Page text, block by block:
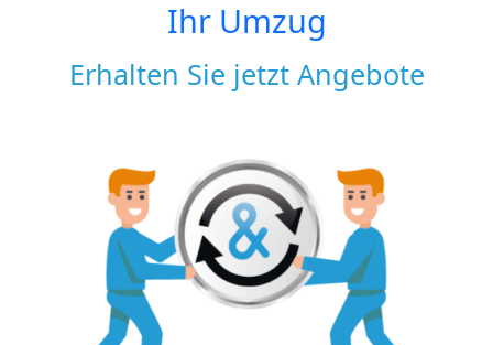
Ihr Umzug
Erhalten Sie jetzt Angebote